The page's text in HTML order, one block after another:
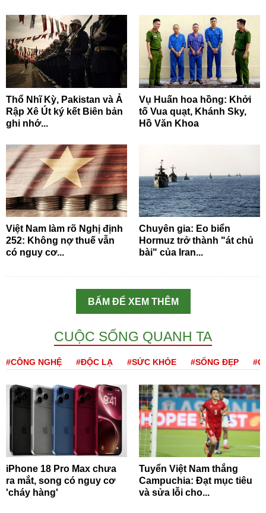
Thổ Nhĩ Kỳ, Pakistan và Ả
Rập Xê Út ký kết Biên bản
ghi nhớ...
Vụ Huấn hoa hồng: Khởi
tố Vua quạt, Khánh Sky,
Hồ Văn Khoa
Việt Nam làm rõ Nghị định
252: Không nợ thuế vẫn
có nguy cơ...
Chuyên gia: Eo biển
Hormuz trở thành "át chủ
bài" của Iran...
BẤM ĐỂ XEM THÊM
CUỘC SỐNG QUANH TA
#CÔNG NGHỆ #ĐỘC LẠ #SỨC KHỎE #SỐNG ĐẸP
iPhone 18 Pro Max chưa
ra mắt, song có nguy cơ
'cháy hàng'
Tuyển Việt Nam thắng
Campuchia: Đạt mục tiêu
và sửa lỗi cho...